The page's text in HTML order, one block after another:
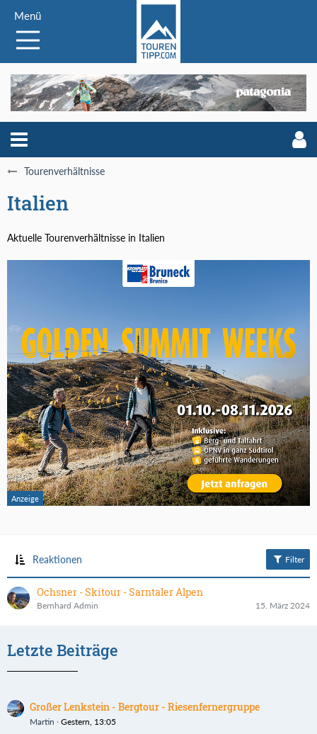
Menü
Tourenverhältnisse
Italien
Aktuelle Tourenverhältnisse in Italien
Reaktionen Filter
Ochsner - Skitour - Sarntaler Alpen
Bernhard Admin 15. März 2024
Letzte Beiträge
Großer Lenkstein - Bergtour - Riesenfernergruppe
Martin Gestern, 13:05